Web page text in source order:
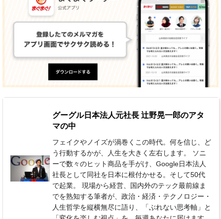
グーグル日本法人元社長 辻野晃一郎のアタ
マの中
フェイクやノイズが渦巻くこの時代。何を信じ、ど
う行動するかが、人生を大きく左右します。 ソニ
ーで数々のヒット商品を手がけ、Google日本法人
社長として同社を日本に根付かせる。そして50代
で起業。 現場から経営、国内外のテック最前線ま
でを熟知する筆者が、政治・経済・テクノロジー・
人生哲学を縦横無尽に語り、「ぶれない思考軸」と